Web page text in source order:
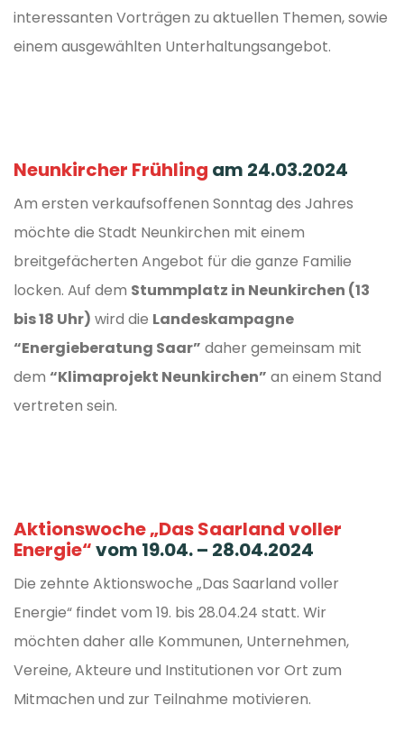
interessanten Vorträgen zu aktuellen Themen, sowie
einem ausgewählten Unterhaltungsangebot.
Neunkircher Frühling am 24.03.2024
Am ersten verkaufsoffenen Sonntag des Jahres
möchte die Stadt Neunkirchen mit einem
breitgefächerten Angebot für die ganze Familie
locken. Auf dem Stummplatz in Neunkirchen (13
bis 18 Uhr) wird die Landeskampagne
“Energieberatung Saar” daher gemeinsam mit
dem “Klimaprojekt Neunkirchen” an einem Stand
vertreten sein.
Aktionswoche „Das Saarland voller
Energie“vom 19.04. – 28.04.2024
Die zehnte Aktionswoche „Das Saarland voller
Energie“ findet vom 19. bis 28.04.24 statt. Wir
möchten daher alle Kommunen, Unternehmen,
Vereine, Akteure und Institutionen vor Ort zum
Mitmachen und zur Teilnahme motivieren.